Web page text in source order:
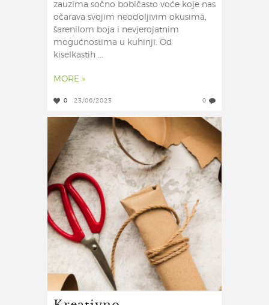
zauzima sočno bobičasto voće koje nas
očarava svojim neodoljivim okusima,
šarenilom boja i nevjerojatnim
mogućnostima u kuhinji. Od
kiselkastih ...
MORE »
0 23/06/2023 0